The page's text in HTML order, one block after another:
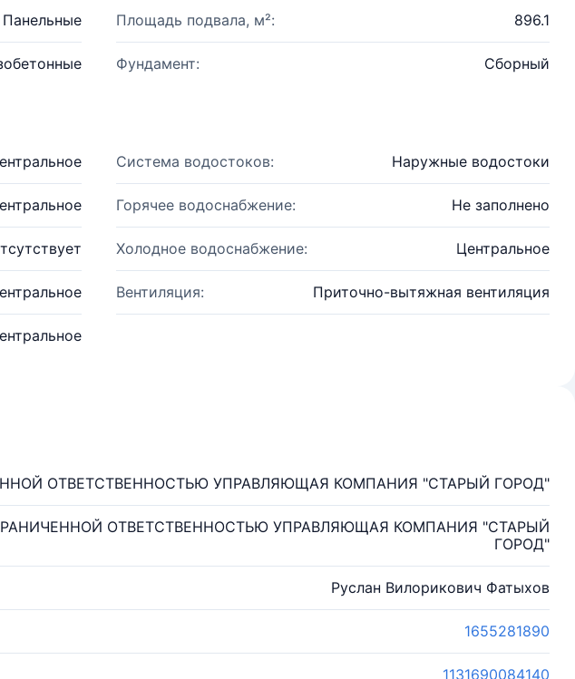
Панельные Площадь подвала, м²: 896.1
Фундамент: Сборный
Система водостоков: Наружные водостоки
Горячее водоснабжение: Не заполнено
Холодное водоснабжение: Центральное
Вентиляция: Приточно-вытяжная вентиляция
ОТВЕТСТВЕННОСТЬЮ УПРАВЛЯЮЩАЯ КОМПАНИЯ "СТАРЫЙ ГОРОД"
ОТВЕТСТВЕННОСТЬЮ УПРАВЛЯЮЩАЯ КОМПАНИЯ "СТАРЫЙ
ГОРОД"
Руслан Вилорикович Фатыхов
1655281890
1131690084140